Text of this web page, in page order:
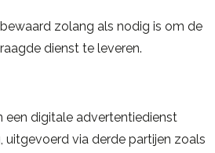
zolang als nodig is om de
dienst te leveren.
een digitale advertentiedienst
uitgevoerd via derde partijen zoals